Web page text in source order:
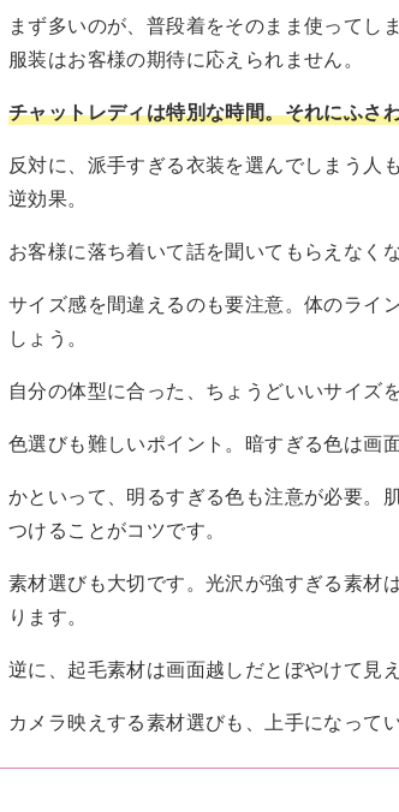
まず多いのが、普段着をそのまま使ってし
服装はお客様の期待に応えられません。
チャットレディは特別な時間。それにふさ
反対に、派手すぎる衣装を選んでしまう人
逆効果。
お客様に落ち着いて話を聞いてもらえなく
サイズ感を間違えるのも要注意。体のライ
しょう。
自分の体型に合った、ちょうどいいサイズ
色選びも難しいポイント。暗すぎる色は画
かといって、明るすぎる色も注意が必要。
つけることがコツです。
素材選びも大切です。光沢が強すぎる素材
ります。
逆に、起毛素材は画面越しだとぼやけて見え
カメラ映えする素材選びも、上手になって